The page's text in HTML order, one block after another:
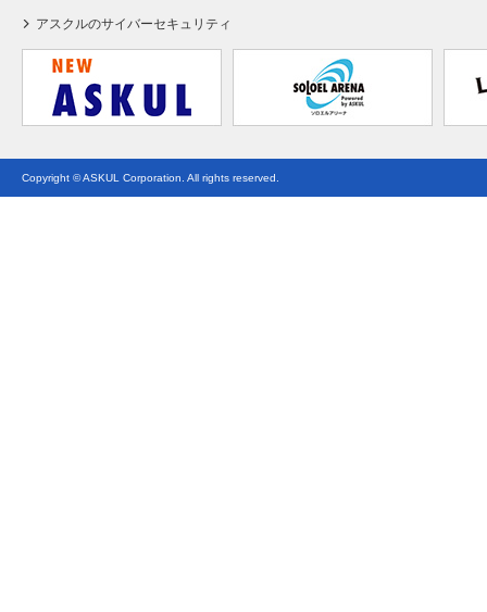
アスクルのサイバーセキュリティ
Copyright © ASKUL Corporation. All rights reserved.